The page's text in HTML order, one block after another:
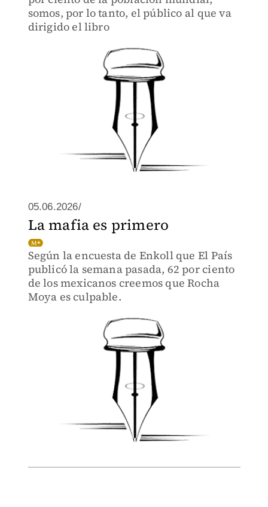
somos, por lo tanto, el público al que va
dirigido el libro
05.06.2026/
La mafia es primero
Según la encuesta de Enkoll que El País
publicó la semana pasada, 62 por ciento
de los mexicanos creemos que Rocha
Moya es culpable.